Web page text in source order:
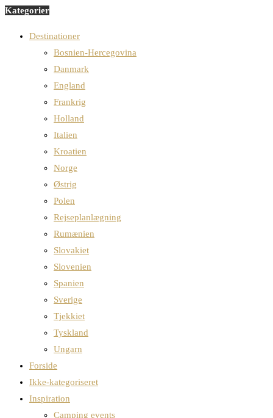
Kategorier
Destinationer
Bosnien-Hercegovina
Danmark
England
Frankrig
Holland
Italien
Kroatien
Norge
Østrig
Polen
Rejseplanlægning
Rumænien
Slovakiet
Slovenien
Spanien
Sverige
Tjekkiet
Tyskland
Ungarn
Forside
Ikke-kategoriseret
Inspiration
Camping events